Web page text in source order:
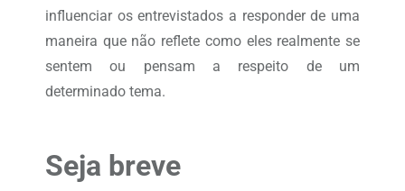
influenciar os entrevistados a responder de uma
maneira que não reflete como eles realmente se
sentem ou pensam a respeito de um
determinado tema.
Seja breve